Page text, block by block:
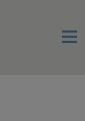
Menu